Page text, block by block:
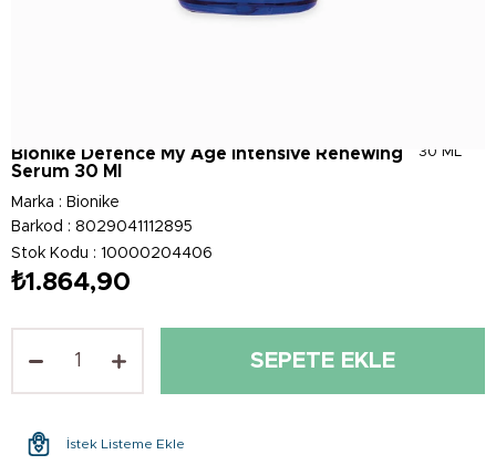
30 ML
Bionike Defence My Age İntensive Renewing
Serum 30 Ml
Marka : Bionike
Barkod : 8029041112895
Stok Kodu
10000204406
₺1.864,90
İstek Listeme Ekle